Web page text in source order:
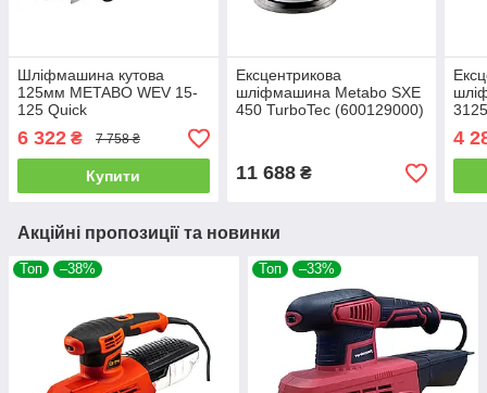
Шліфмашина кутова
125мм METABO WEV 15-
125 Quick
6 322 ₴ 7 758 ₴
Купити
Ексцентрикова
шліфмашина Metabo SXE
450 TurboTec (600129000)
11 688₴
4
Акційні пропозиції та новинки
Топ –38% Топ –33%